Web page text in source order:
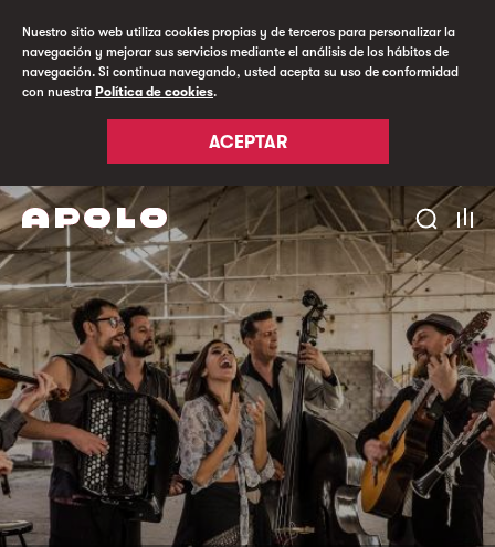
Nuestro sitio web utiliza cookies propias y de terceros para personalizar la
navegación y mejorar sus servicios mediante el análisis de los hábitos de
navegación. Si continua navegando, usted acepta su uso de conformidad
con nuestra Política de cookies.
ACEPTAR